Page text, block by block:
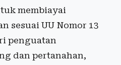
membiayai
sesuai UU Nomor 13
penguatan
dan pertanahan,